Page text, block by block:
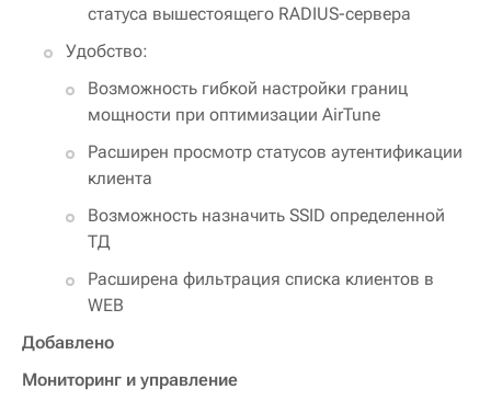
статуса вышестоящего RADIUS-сервера
Удобство:
Возможность гибкой настройки границ
мощности при оптимизации AirTune
Расширен просмотр статусов аутентификации
клиента
Возможность назначить SSID определенной
ТД
Расширена фильтрация списка клиентов в
WEB
Добавлено
Мониторинг и управление